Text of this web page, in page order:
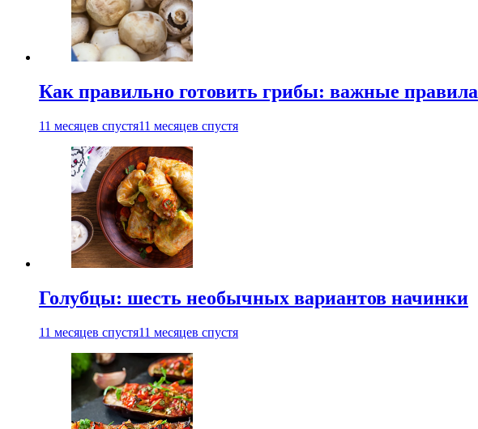
Как правильно готовить грибы: важные правила
11 месяцев спустя11 месяцев спустя
Голубцы: шесть необычных вариантов начинки
11 месяцев спустя11 месяцев спустя